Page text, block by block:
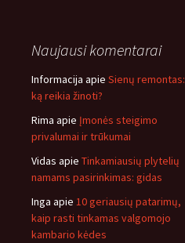
Naujausi komentarai
Informacija apie Sienų remontas:
ką reikia žinoti?
Rima apie Įmonės steigimo
privalumai ir trūkumai
Vidas apie Tinkamiausių plytelių
namams pasirinkimas: gidas
Inga apie 10 geriausių patarimų,
kaip rasti tinkamas valgomojo
kambario kėdes